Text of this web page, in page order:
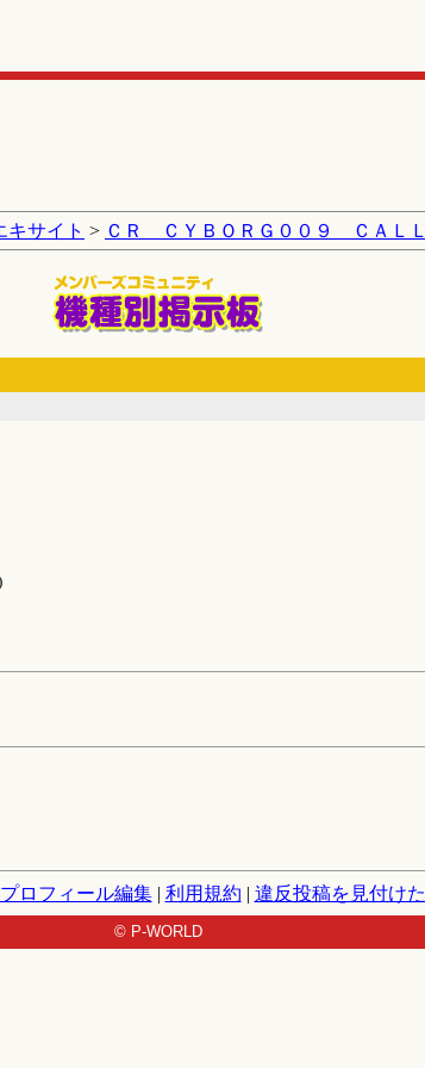
キサイト > ＣＲ ＣＹＢＯＲＧ００９ ＣＡＬ
プロフィール編集| 利用規約 | 違反投稿を見付け
© P-WORLD